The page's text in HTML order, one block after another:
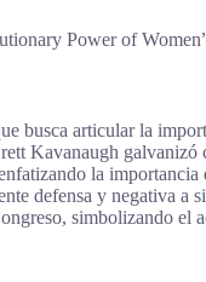
Power of
busca articular la
Kavanaugh galvanizó
la importancia
defensa y negativa a
simbolizando el